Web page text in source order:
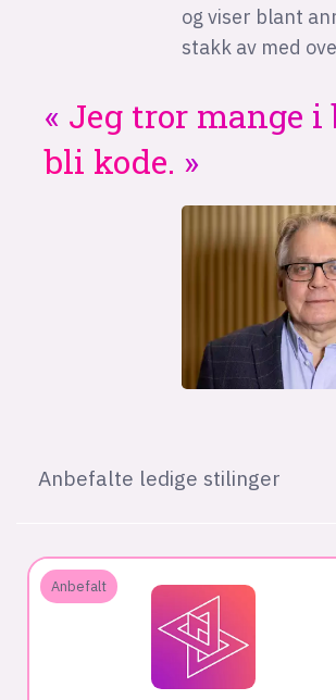
og viser blant
stakk av med
Jeg tror mange
bli kode.
Anbefalte ledige stilinger
Anbefalt